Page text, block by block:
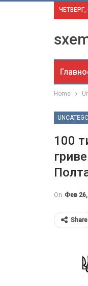
ЧЕТВЕРГ,
Home
100
On Фев 26,
Share